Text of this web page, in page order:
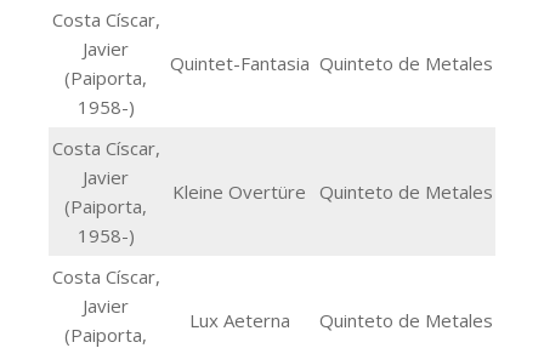
Costa Císcar,
Javier
(Paiporta,
1958-)
Quintet-Fantasia Quinteto de Metales
Costa Císcar,
Javier
(Paiporta,
1958-)
Kleine Overtüre Quinteto de Metales
Costa Císcar,
Javier
(Paiporta,
Lux Aeterna Quinteto de Metales